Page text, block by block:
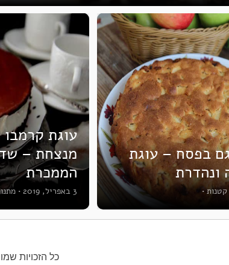
בפסח – עוגת
ונהדרת
•
עוגת
מנצחת –
הממכרת
3 באפריל, 2019 •
כל הזכויות